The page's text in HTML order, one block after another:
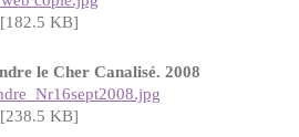
KB]
le Cher Canalisé. 2008
KB]